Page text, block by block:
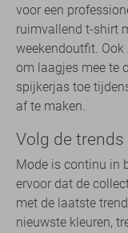
voor een
ruimvallend t-shirt
weekendoutfit.
om laagjes mee te
spijkerjas toe
af te maken.
Volg de
Mode is continu in
ervoor dat de
met de laatste
nieuwste kleuren,